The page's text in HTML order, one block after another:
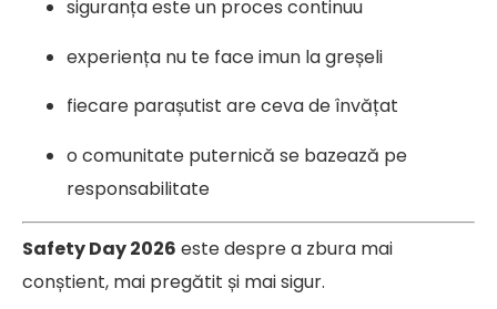
siguranța este un proces continuu
experiența nu te face imun la greșeli
fiecare parașutist are ceva de învățat
o comunitate puternică se bazează pe
responsabilitate
Safety Day 2026 este despre a zbura mai
conștient, mai pregătit și mai sigur.